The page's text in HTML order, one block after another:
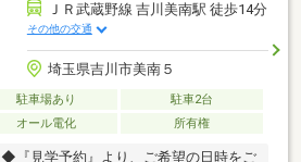
ＪＲ武蔵野線 吉川美南駅 徒歩14分
その他の交通
埼玉県吉川市美南５
駐車場あり
駐車2台
オール電化 所有権
学予約』より、ご希望の日時をご